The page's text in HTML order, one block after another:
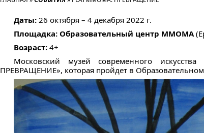
Даты: 26 октября – 4 декабря 2022 г.
Площадка: Образовательный центр ММОМА
Возраст: 4+
Московский музей современного
ПРЕВРАЩЕНИЕ», которая пройдет в